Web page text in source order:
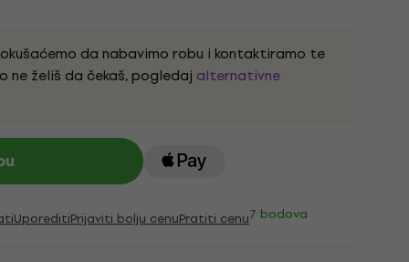
da nabavimo robu i kontaktiramo te
ne želiš da čekaš, pogledaj alternativne
UporeditiPrijaviti bolju cenuPratiti cenu7 bodova